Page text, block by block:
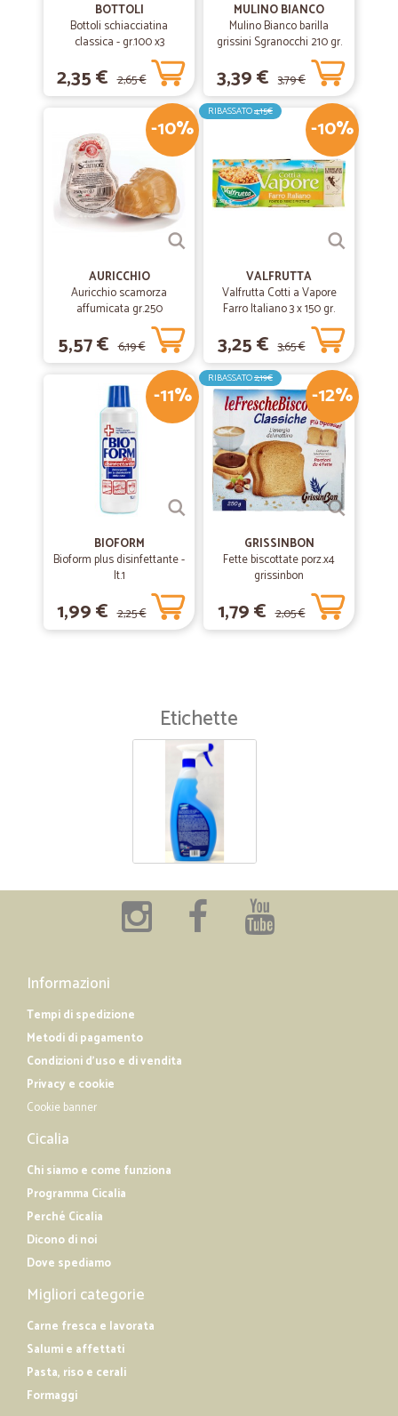
BOTTOLI
Bottoli schiacciatina
classica - gr.100 x3
2,35 € 2,65 €
MULINO BIANCO
Mulino Bianco barilla
grissini Sgranocchi 210 gr.
3,39 € 3,79 €
-10%
AURICCHIO
Auricchio scamorza
affumicata gr.250
5,57 € 6,19 €
-10%
RIBASSATO4,15€
VALFRUTTA
Valfrutta Cotti a Vapore
Farro Italiano 3 x 150 gr.
3,25 € 3,65 €
-11%
BIOFORM
Bioform plus disinfettante -
lt.1
1,99 € 2,25 €
-12%
RIBASSATO2,19€
GRISSINBON
Fette biscottate porz.x4
grissinbon
1,79 € 2,05 €
Etichette
Informazioni
Tempi di spedizione
Metodi di pagamento
Condizioni d'uso e di vendita
Privacy e cookie
Cookie banner
Cicalia
Chi siamo e come funziona
Programma Cicalia
Perché Cicalia
Dicono di noi
Dove spediamo
Migliori categorie
Carne fresca e lavorata
Salumi e affettati
Pasta, riso e cerali
Formaggi